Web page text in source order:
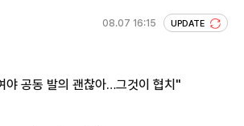
08.07 16:15 UPDATE
공동 발의 괜찮아…그것이 협치"